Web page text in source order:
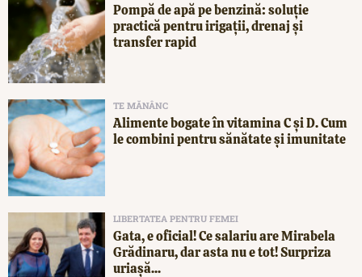
Pompă de apă pe benzină: soluție
practică pentru irigații, drenaj și
transfer rapid
TE MĂNÂNC
Alimente bogate în vitamina C și D. Cum
le combini pentru sănătate și imunitate
LIBERTATEA PENTRU FEMEI
Gata, e oficial! Ce salariu are Mirabela
Grădinaru, dar asta nu e tot! Surpriza
uriașă...